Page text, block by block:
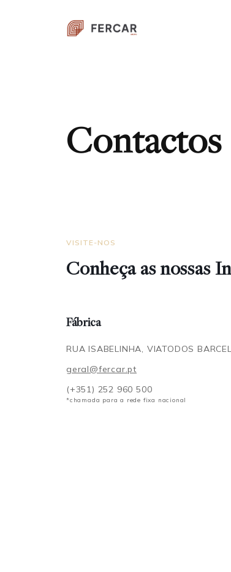
Contactos
VISITE-NOS
Conheça as nossas
Fábrica
RUA ISABELINHA, VIATODOS
geral@fercar.pt
(+351) 252 960 500
*chamada para a rede fixa nacional